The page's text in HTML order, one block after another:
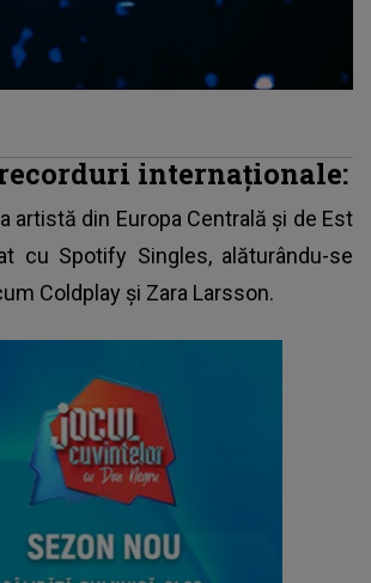
internaționale:
artistă din Europa Centrală și de Est
cu Spotify Singles, alăturându-se
Coldplay și Zara Larsson.